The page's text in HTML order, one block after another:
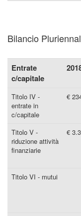
Bilancio
Entrate
c/capitale
Titolo IV -
entrate in
c/capitale
€
Titolo V -
riduzione attività
finanziarie
€
Titolo VI - mutui